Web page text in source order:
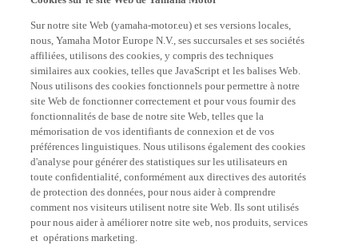
Sur notre site Web (yamaha-motor.eu) et ses versions locales,
nous, Yamaha Motor Europe N.V., ses succursales et ses sociétés
affiliées, utilisons des cookies, y compris des techniques
similaires aux cookies, telles que JavaScript et les balises Web.
Nous utilisons des cookies fonctionnels pour permettre à notre
site Web de fonctionner correctement et pour vous fournir des
fonctionnalités de base de notre site Web, telles que la
mémorisation de vos identifiants de connexion et de vos
préférences linguistiques. Nous utilisons également des cookies
d'analyse pour générer des statistiques sur les utilisateurs en
toute confidentialité, conformément aux directives des autorités
de protection des données, pour nous aider à comprendre
comment nos visiteurs utilisent notre site Web. Ils sont utilisés
pour nous aider à améliorer notre site web, nos produits, services
et opérations marketing.